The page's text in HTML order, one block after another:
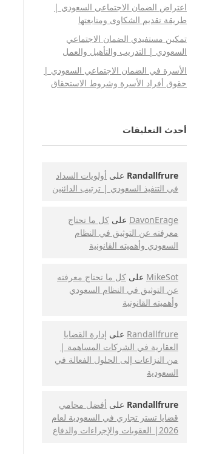
اعتراض الضمان الاجتماعي السعودي |
طريقة تقديم الشكاوى ومتابعتها
تمكين مستفيدي الضمان الاجتماعي
السعودي | التدريب والتأهيل والعمل
الأسرة في الضمان الاجتماعي السعودي |
حقوق أفراد الأسرة وشروط الاستحقاق
أحدث التعليقات
Randallfrure على أولويات السداد
في التنفيذ السعودي | ترتيب الدائنين
DavonErage على كل ما تحتاج
معرفته عن التوثيق في النظام
السعودي وأهميته القانونية
MikeSot على كل ما تحتاج معرفته
عن التوثيق في النظام السعودي
وأهميته القانونية
Randallfrure على إدارة القضايا
العقارية في الشركات المساهمة |
من النزاعات إلى الحلول الفعالة في
السعودية
Randallfrure على أفضل محامي
قضايا تستر تجاري في السعودية لعام
2026| العقوبات والإجراءات والدفاع